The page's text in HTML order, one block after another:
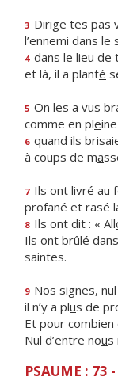
3 Dirige tes pas
l’ennemi dans le
4 dans le lieu de
et là, il a planté
5 On les a vus
comme en ple
6 quand ils
à coups de ma
7 Ils ont livré au
profané et rasé
8 Ils ont dit : « All
Ils ont brûlé
saintes.
9 Nos signes,
il n’y a plus de
Et pour
Nul d’entre nous
PSAUME : 73